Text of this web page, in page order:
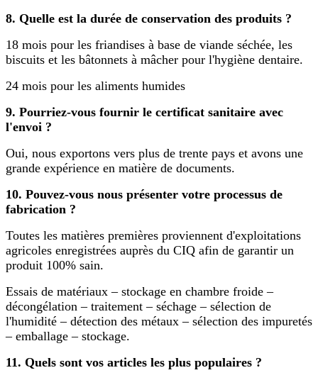
8. Quelle est la durée de conservation des produits ?
18 mois pour les friandises à base de viande séchée, les
biscuits et les bâtonnets à mâcher pour l'hygiène dentaire.
24 mois pour les aliments humides
9. Pourriez-vous fournir le certificat sanitaire avec
l'envoi ?
Oui, nous exportons vers plus de trente pays et avons une
grande expérience en matière de documents.
10. Pouvez-vous nous présenter votre processus de
fabrication ?
Toutes les matières premières proviennent d'exploitations
agricoles enregistrées auprès du CIQ afin de garantir un
produit 100% sain.
Essais de matériaux – stockage en chambre froide –
décongélation – traitement – ​​séchage – sélection de
l'humidité – détection des métaux – sélection des impuretés
– emballage – stockage.
11. Quels sont vos articles les plus populaires ?